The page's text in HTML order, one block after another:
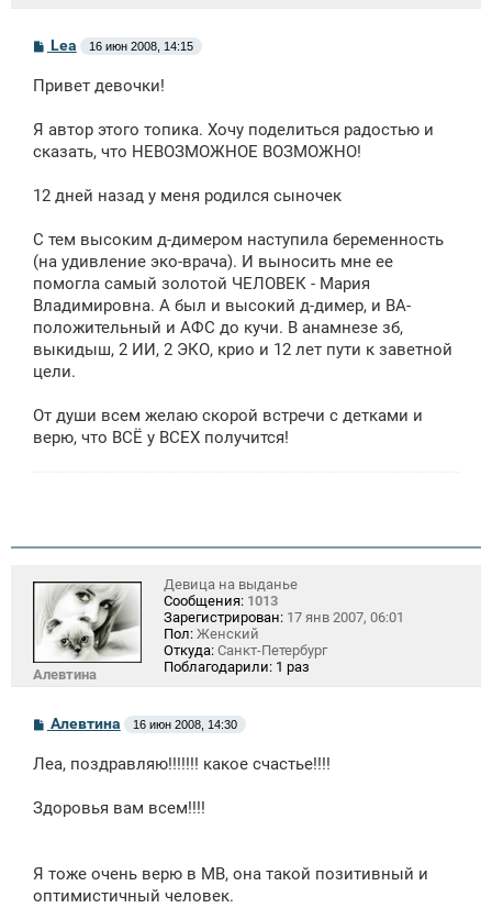
С
о
б
н
и
Lea 16 июн 2008, 14:15
Привет девочки!
Я автор этого топика. Хочу поделиться радостью и
сказать, что НЕВОЗМОЖНОЕ ВОЗМОЖНО!
12 дней назад у меня родился сыночек
С тем высоким д-димером наступила беременность
(на удивление эко-врача). И выносить мне ее
помогла самый золотой ЧЕЛОВЕК - Мария
Владимировна. А был и высокий д-димер, и ВА-
положительный и АФС до кучи. В анамнезе зб,
выкидыш, 2 ИИ, 2 ЭКО, крио и 12 лет пути к заветной
цели.
От души всем желаю скорой встречи с детками и
верю, что ВСЁ у ВСЕХ получится!
Алевтина
Девица на выданье
Сообщения: 1013
Зарегистрирован: 17 янв 2007, 06:01
Пол: Женский
Откуда: Санкт-Петербург
Поблагодарили: 1 раз
С
б
н
Алевтина 16 июн 2008, 14:30
Леа, поздравляю!!!!!!! какое счастье!!!!
Здоровья вам всем!!!!
Я тоже очень верю в МВ, она такой позитивный и
оптимистичный человек.